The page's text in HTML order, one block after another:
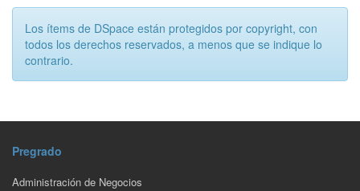
Los ítems de DSpace están protegidos por copyright, con
todos los derechos reservados, a menos que se indique lo
contrario.
Pregrado
Administración de Negocios